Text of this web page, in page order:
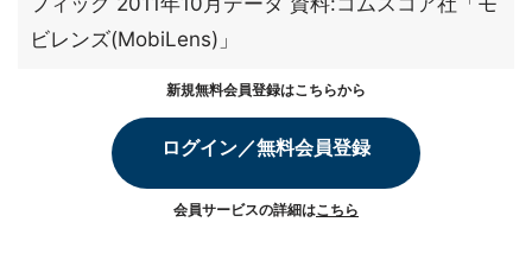
ビレンズ(MobiLens)」
新規無料会員登録はこちらから
ログイン／無料会員登録
会員サービスの詳細はこちら